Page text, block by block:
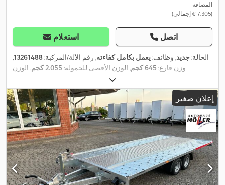
المضافة
(‏7.305 € إجمالي)
استعلام اتصل
الحالة:جديد, وظائف:يعمل بكامل كفاءته, رقم الآلة/المركبة:13261488
,
وزن فارغ: 645 كجم , الوزن الأقصى للحمولة: 2.055 كجم
, الوزن
, تكوين المحور:
4.620 مم
, عرض مساحة التحميل:1.940 مم , ارتفاع مساحة التحميل:40
مم, سنة الصنع:2026 , إعلان صغير